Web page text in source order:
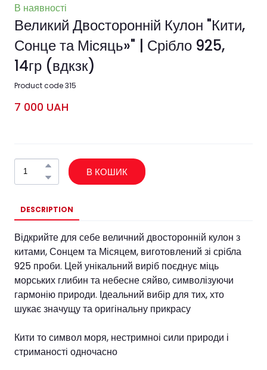
В наявності
Великий Двосторонній Кулон "Кити,
Сонце та Місяць»" | Срібло 925,
14гр (вдкзк)
Product code 315
7 000 UAH
В КОШИК
DESCRIPTION
Відкрийте для себе величний двосторонній кулон з
китами, Сонцем та Місяцем, виготовлений зі срібла
925 проби. Цей унікальний виріб поєднує міць
морських глибин та небесне сяйво, символізуючи
гармонію природи. Ідеальний вибір для тих, хто
шукає значущу та оригінальну прикрасу
Кити то символ моря, нестримноі сили природи і
стриманості одночасно